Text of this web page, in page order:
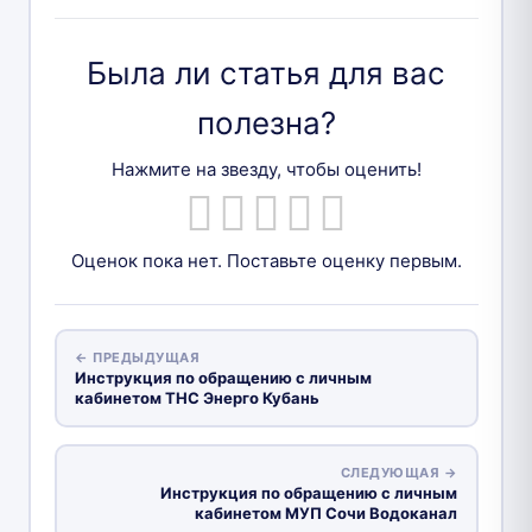
Была ли статья для вас
полезна?
Нажмите на звезду, чтобы оценить!
Оценок пока нет. Поставьте оценку первым.
← ПРЕДЫДУЩАЯ
Инструкция по обращению с личным
кабинетом ТНС Энерго Кубань
СЛЕДУЮЩАЯ →
Инструкция по обращению с личным
кабинетом МУП Сочи Водоканал